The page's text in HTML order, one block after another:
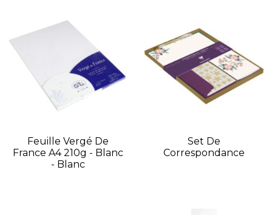
Feuille Vergé De
France A4 210g - Blanc
- Blanc
Set De
Correspondance